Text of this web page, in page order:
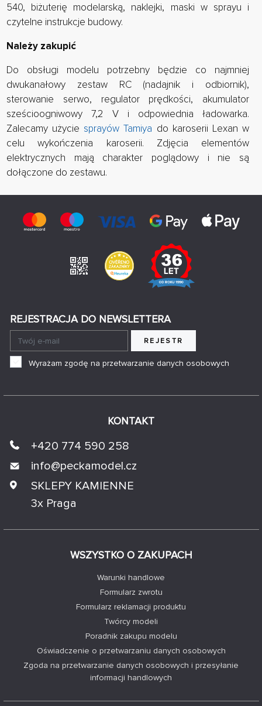
540, biżuterię modelarską, naklejki, maski w sprayu i
czytelne instrukcje budowy.
Należy zakupić
Do obsługi modelu potrzebny będzie co najmniej
dwukanałowy zestaw RC (nadajnik i odbiornik),
sterowanie serwo, regulator prędkości, akumulator
sześcioogniwowy 7,2 V i odpowiednia ładowarka.
Zalecamy użycie sprayów Tamiya do karoserii Lexan w
celu wykończenia karoserii. Zdjęcia elementów
elektrycznych mają charakter poglądowy i nie są
dołączone do zestawu.
WSZYSTKO O ZAKUPACH
Warunki handlowe
Formularz zwrotu
Formularz reklamacji produktu
Twórcy modeli
Poradnik zakupu modelu
Oświadczenie o przetwarzaniu danych osobowych
Zgoda na przetwarzanie danych osobowych i przesyłanie
informacji handlowych
KONTAKT
+420 774 590 258
info@peckamodel.cz
SKLEPY KAMIENNE
3x Praga
REJESTRACJA DO NEWSLETTERA
REJESTR
Wyrażam zgodę na przetwarzanie danych osobowych